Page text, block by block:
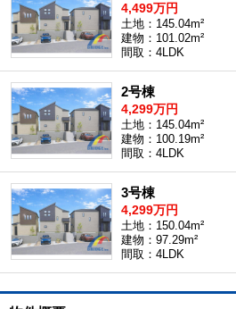
4,499万円
土地：145.04m²
建物：101.02m²
間取：4LDK
2号棟
4,299万円
土地：145.04m²
建物：100.19m²
間取：4LDK
3号棟
4,299万円
土地：150.04m²
建物：97.29m²
間取：4LDK